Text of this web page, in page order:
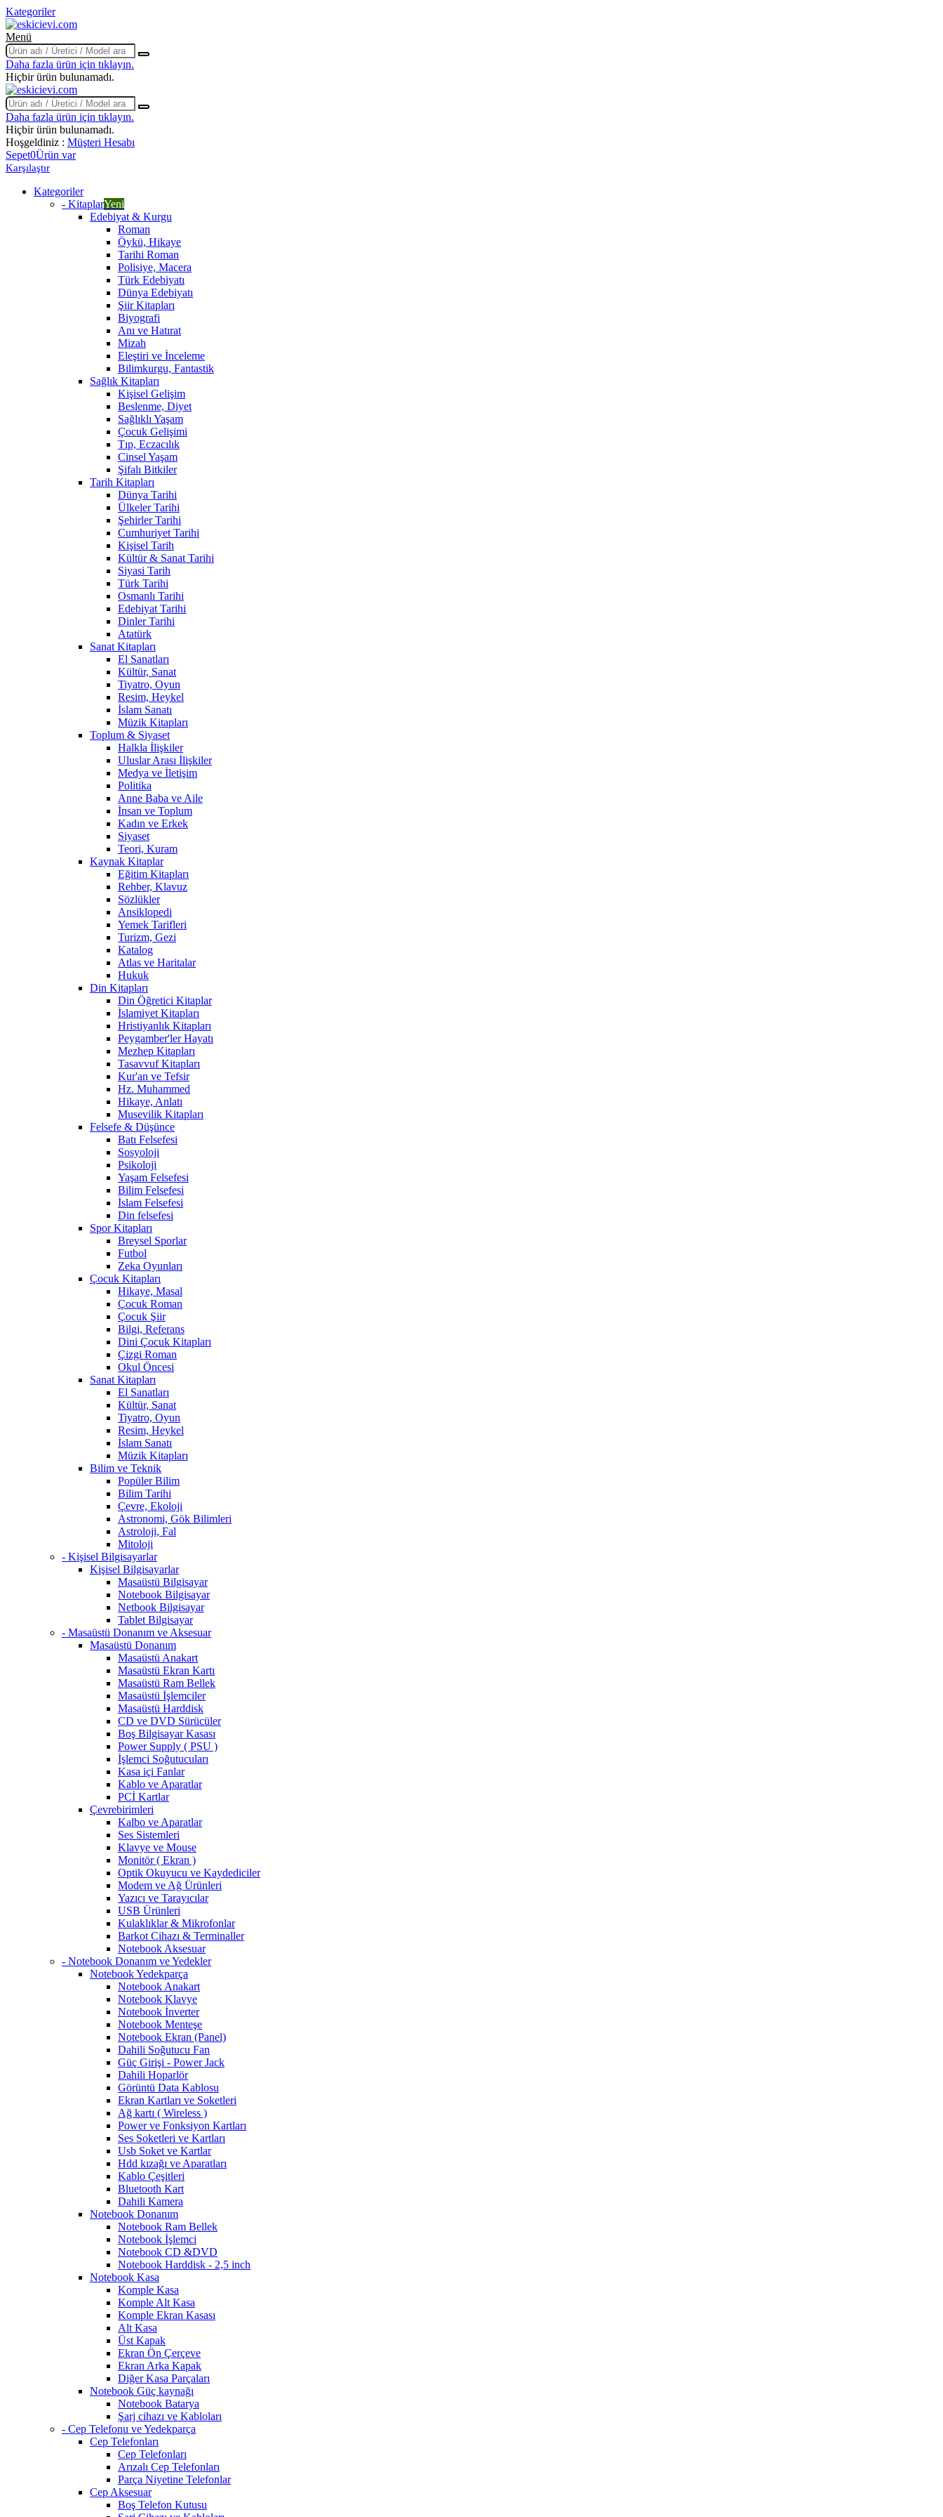
Kategoriler
Menü
Daha fazla ürün için tıklayın.
Hiçbir ürün bulunamadı.
Daha fazla ürün için tıklayın.
Hiçbir ürün bulunamadı.
Hoşgeldiniz : Müşteri Hesabı
Sepet0Ürün var
Karşılaştır
Kategoriler
- KitaplarYeni
Edebiyat & Kurgu
Roman
Öykü, Hikaye
Tarihi Roman
Polisiye, Macera
Türk Edebiyatı
Dünya Edebiyatı
Şiir Kitapları
Biyografi
Anı ve Hatırat
Mizah
Eleştiri ve İnceleme
Bilimkurgu, Fantastik
Sağlık Kitapları
Kişisel Gelişim
Beslenme, Diyet
Sağlıklı Yaşam
Çocuk Gelişimi
Tıp, Eczacılık
Cinsel Yaşam
Şifalı Bitkiler
Tarih Kitapları
Dünya Tarihi
Ülkeler Tarihi
Şehirler Tarihi
Cumhuriyet Tarihi
Kişisel Tarih
Kültür & Sanat Tarihi
Siyasi Tarih
Türk Tarihi
Osmanlı Tarihi
Edebiyat Tarihi
Dinler Tarihi
Atatürk
Sanat Kitapları
El Sanatları
Kültür, Sanat
Tiyatro, Oyun
Resim, Heykel
İslam Sanatı
Müzik Kitapları
Toplum & Siyaset
Halkla İlişkiler
Uluslar Arası İlişkiler
Medya ve İletişim
Politika
Anne Baba ve Aile
İnsan ve Toplum
Kadın ve Erkek
Siyaset
Teori, Kuram
Kaynak Kitaplar
Eğitim Kitapları
Rehber, Klavuz
Sözlükler
Ansiklopedi
Yemek Tarifleri
Turizm, Gezi
Katalog
Atlas ve Haritalar
Hukuk
Din Kitapları
Din Öğretici Kitaplar
İslamiyet Kitapları
Hristiyanlık Kitapları
Peygamber'ler Hayatı
Mezhep Kitapları
Tasavvuf Kitapları
Kur'an ve Tefsir
Hz. Muhammed
Hikaye, Anlatı
Musevilik Kitapları
Felsefe & Düşünce
Batı Felsefesi
Sosyoloji
Psikoloji
Yaşam Felsefesi
Bilim Felsefesi
İslam Felsefesi
Din felsefesi
Spor Kitapları
Breysel Sporlar
Futbol
Zeka Oyunları
Çocuk Kitapları
Hikaye, Masal
Çocuk Roman
Çocuk Şiir
Bilgi, Referans
Dini Çocuk Kitapları
Çizgi Roman
Okul Öncesi
Sanat Kitapları
El Sanatları
Kültür, Sanat
Tiyatro, Oyun
Resim, Heykel
İslam Sanatı
Müzik Kitapları
Bilim ve Teknik
Popüler Bilim
Bilim Tarihi
Çevre, Ekoloji
Astronomi, Gök Bilimleri
Astroloji, Fal
Mitoloji
- Kişisel Bilgisayarlar
Kişisel Bilgisayarlar
Masaüstü Bilgisayar
Notebook Bilgisayar
Netbook Bilgisayar
Tablet Bilgisayar
- Masaüstü Donanım ve Aksesuar
Masaüstü Donanım
Masaüstü Anakart
Masaüstü Ekran Kartı
Masaüstü Ram Bellek
Masaüstü İşlemciler
Masaüstü Harddisk
CD ve DVD Sürücüler
Boş Bilgisayar Kasası
Power Supply ( PSU )
İşlemci Soğutucuları
Kasa içi Fanlar
Kablo ve Aparatlar
PCİ Kartlar
Çevrebirimleri
Kalbo ve Aparatlar
Ses Sistemleri
Klavye ve Mouse
Monitör ( Ekran )
Optik Okuyucu ve Kaydediciler
Modem ve Ağ Ürünleri
Yazıcı ve Tarayıcılar
USB Ürünleri
Kulaklıklar & Mikrofonlar
Barkot Cihazı & Terminaller
Notebook Aksesuar
- Notebook Donanım ve Yedekler
Notebook Yedekparça
Notebook Anakart
Notebook Klavye
Notebook İnverter
Notebook Menteşe
Notebook Ekran (Panel)
Dahili Soğutucu Fan
Güç Girişi - Power Jack
Dahili Hoparlör
Görüntü Data Kablosu
Ekran Kartları ve Soketleri
Ağ kartı ( Wireless )
Power ve Fonksiyon Kartları
Ses Soketleri ve Kartları
Usb Soket ve Kartlar
Hdd kızağı ve Aparatları
Kablo Çeşitleri
Bluetooth Kart
Dahili Kamera
Notebook Donanım
Notebook Ram Bellek
Notebook İşlemci
Notebook CD &DVD
Notebook Harddisk - 2,5 inch
Notebook Kasa
Komple Kasa
Komple Alt Kasa
Komple Ekran Kasası
Alt Kasa
Üst Kapak
Ekran Ön Çerçeve
Ekran Arka Kapak
Diğer Kasa Parçaları
Notebook Güç kaynağı
Notebook Batarya
Şarj cihazı ve Kabloları
- Cep Telefonu ve Yedekparça
Cep Telefonları
Cep Telefonları
Arızalı Cep Telefonları
Parça Niyetine Telefonlar
Cep Aksesuar
Boş Telefon Kutusu